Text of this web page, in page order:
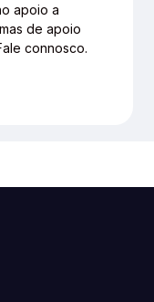
apoio a
de apoio
connosco.